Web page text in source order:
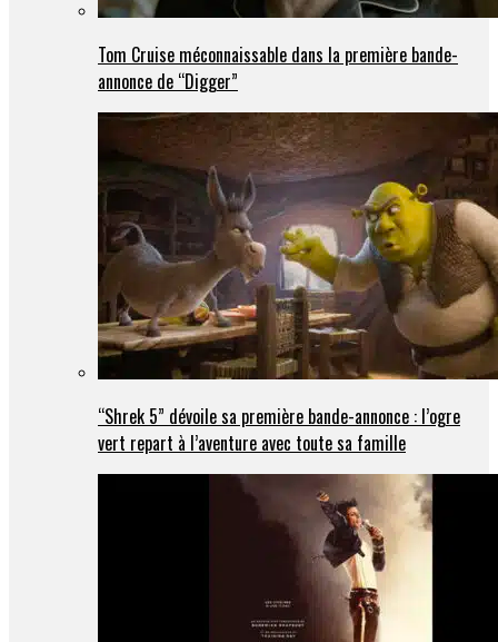
Tom Cruise méconnaissable dans la première bande-
annonce de “Digger”
“Shrek 5” dévoile sa première bande-annonce : l’ogre
vert repart à l’aventure avec toute sa famille